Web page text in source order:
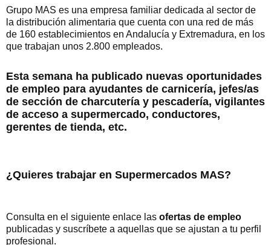
Grupo MAS es una empresa familiar dedicada al sector de
la distribución alimentaria que cuenta con una red de más
de 160 establecimientos en Andalucía y Extremadura, en los
que trabajan unos 2.800 empleados.
Esta semana ha publicado nuevas oportunidades
de empleo para ayudantes de carnicería, jefes/as
de sección de charcutería y pescadería, vigilantes
de acceso a supermercado, conductores,
gerentes de tienda, etc.
¿Quieres trabajar en Supermercados MAS?
Consulta en el siguiente enlace las ofertas de empleo
publicadas y suscríbete a aquellas que se ajustan a tu perfil
profesional.